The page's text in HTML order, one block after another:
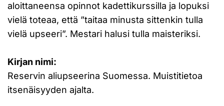
aloittaneensa opinnot kadettikurssilla ja lopuksi
vielä toteaa, että ”taitaa minusta sittenkin tulla
vielä upseeri”. Mestari halusi tulla maisteriksi.
Kirjan nimi:
Reservin aliupseerina Suomessa. Muistitietoa
itsenäisyyden ajalta.